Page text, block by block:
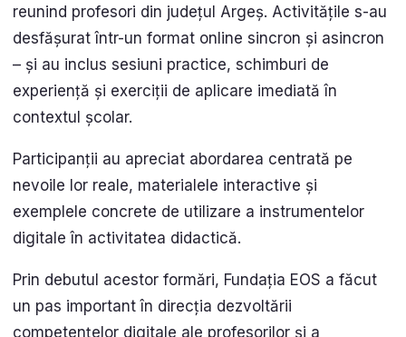
reunind profesori din județul Argeș. Activitățile s-au
desfășurat într-un format online sincron și asincron
– și au inclus sesiuni practice, schimburi de
experiență și exerciții de aplicare imediată în
contextul școlar.
Participanții au apreciat abordarea centrată pe
nevoile lor reale, materialele interactive și
exemplele concrete de utilizare a instrumentelor
digitale în activitatea didactică.
Prin debutul acestor formări, Fundația EOS a făcut
un pas important în direcția dezvoltării
competențelor digitale ale profesorilor și a